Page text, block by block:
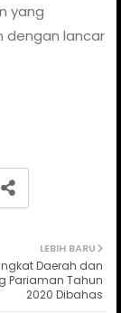
yang
dengan lancar
LEBIH BARU
Daerah dan
Pariaman Tahun
2020 Dibahas